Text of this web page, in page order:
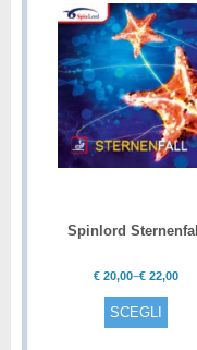
Spinlord Sternenfall
€ 20,00–€ 22,00
SCEGLI